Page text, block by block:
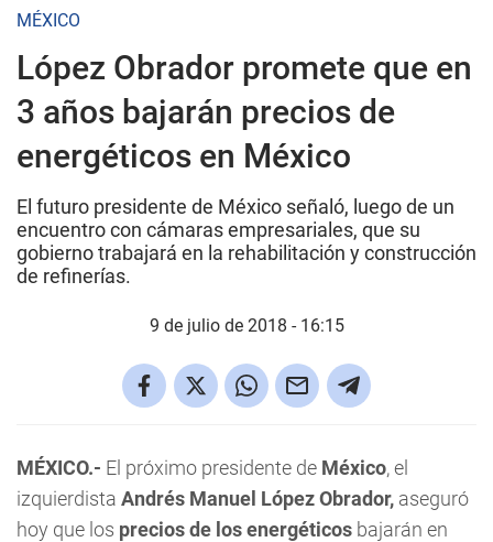
MÉXICO
López Obrador promete que en
3 años bajarán precios de
energéticos en México
El futuro presidente de México señaló, luego de un
encuentro con cámaras empresariales, que su
gobierno trabajará en la rehabilitación y construcción
de refinerías.
9 de julio de 2018 - 16:15
MÉXICO.- El próximo presidente de México, el
izquierdista Andrés Manuel López Obrador, aseguró
hoy que los precios de los energéticos bajarán en